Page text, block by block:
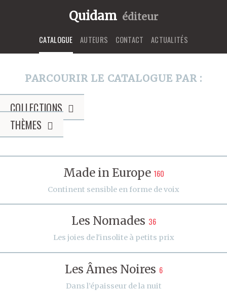
Quidam éditeur
CATALOGUE AUTEURS CONTACT ACTUALITÉS
PARCOURIR LE CATALOGUE PAR :
COLLECTIONS
THÈMES
Made in Europe 160
Continent sensible en forme de voix
Les Nomades 36
Les joies de l'insolite à petits prix
Les Âmes Noires 6
Dans l’épaisseur de la nuit